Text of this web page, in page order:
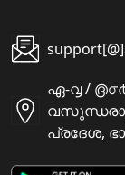
ഏ-൮ /
വസുന്ധരാ,
പ്രദേശ,